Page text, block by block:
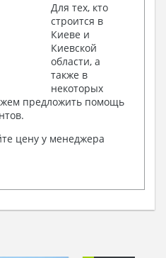
Для тех, кто
строится в
Киеве и
Киевской
области, а
также в
некоторых
предложить помощь
цену у менеджера